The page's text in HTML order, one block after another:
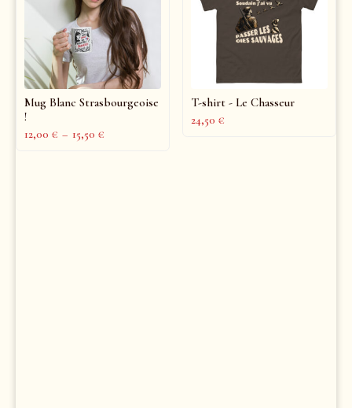
Mug Blanc Strasbourgeoise
!
12,00 € – 15,50 €
T-shirt - Le Chasseur
24,50 €